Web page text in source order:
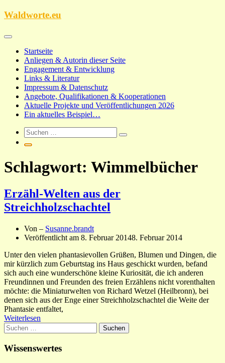
Zum
Waldworte.eu
Startseite
Anliegen & Autorin dieser Seite
Engagement & Entwicklung
Links & Literatur
Impressum & Datenschutz
Angebote, Qualifikationen & Kooperationen
Aktuelle Projekte und Veröffentlichungen 2026
Ein aktuelles Beispiel…
Schlagwort: Wimmelbücher
Erzähl-Welten aus der
Streichholzschachtel
Von – Susanne.brandt
Veröffentlicht am 8. Februar 20148. Februar 2014
Unter den vielen phantasievollen Grüßen, Blumen und Dingen, die
mir kürzlich zum Geburtstag ins Haus geschickt wurden, befand
sich auch eine wunderschöne kleine Kuriosität, die ich anderen
Freundinnen und Freunden des freien Erzählens nicht vorenthalten
möchte: die Miniaturwelten von Richard Wetzel (Heilbronn), bei
denen sich aus der Enge einer Streichholzschachtel die Weite der
Phantasie entfaltet,
Weiterlesen
Suchen
nach:
Wissenswertes